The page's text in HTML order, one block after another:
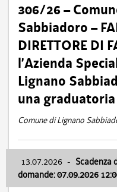
306/26 –
Sabbiadoro –
DIRETTORE DI
l’Azienda
Lignano
una graduatoria
Comune di Lignano
13.07.2026 - Scadenza
domande: 07.09.2026